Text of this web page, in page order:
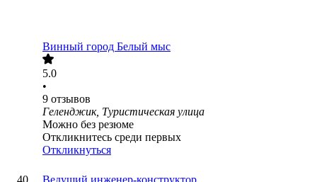
Винный город Белый мыс
5.0
•
9 отзывов
Геленджик, Туристическая улица
Можно без резюме
Откликнитесь среди первых
Откликнуться